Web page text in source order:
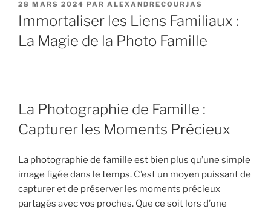
PUBLIÉ
LE
28 MARS 2024 PAR ALEXANDRECOURJAS
Immortaliser les Liens Familiaux :
La Magie de la Photo Famille
La Photographie de Famille :
Capturer les Moments Précieux
La photographie de famille est bien plus qu’une simple
image figée dans le temps. C’est un moyen puissant de
capturer et de préserver les moments précieux
partagés avec vos proches. Que ce soit lors d’une